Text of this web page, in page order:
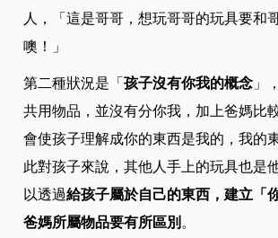
人，「這是哥哥，想玩哥哥的玩具要和
噢！」
第二種狀況是「孩子沒有你我的概念 」
共用物品，並沒有分你我，加上爸媽比
會使孩子理解成你的東西是我的，我的
此對孩子來說，其他人手上的玩具也是
以透過給孩子屬於自己的東西，建立「
爸媽所屬物品要有所區別 。